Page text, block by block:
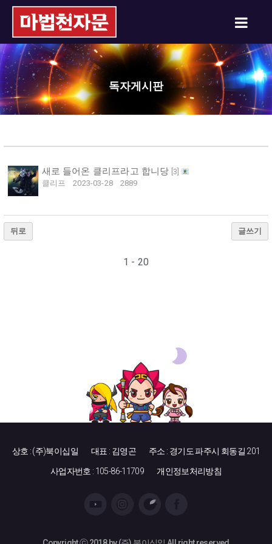
독자게시판
새로 들어온 클리프라고 합니당 3
클리프
2023-03-28 2889
뒤로 글쓰기
1 - 20
상호 : (주)북이십일 대표 : 김영곤 주소 : 경기도 파주시 회동길 201
사업자번호 : 105-86-11709 개인정보처리방침